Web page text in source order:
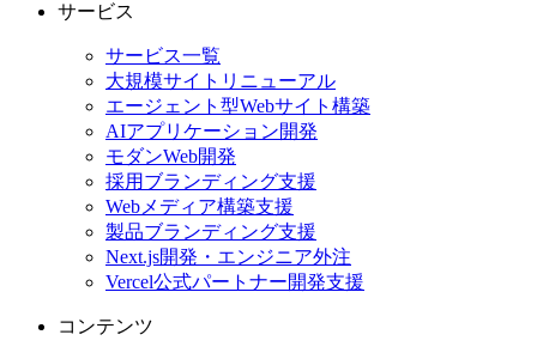
サービス
サービス一覧
大規模サイトリニューアル
エージェント型Webサイト構築
AIアプリケーション開発
モダンWeb開発
採用ブランディング支援
Webメディア構築支援
製品ブランディング支援
Next.js開発・エンジニア外注
Vercel公式パートナー開発支援
コンテンツ